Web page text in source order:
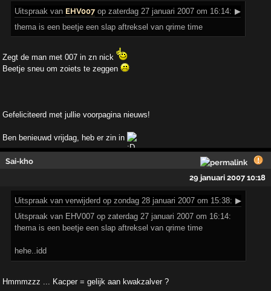
Uitspraak van EHV007op zaterdag 27 januari 2007 om 16:14: ▶
thema is een beetje een slap aftreksel van qrime time
Zegt de man met 007 in zn nick
Beetje sneu om zoiets te zeggen
Gefeliciteerd met jullie voorpagina nieuws!
Ben benieuwd vrijdag, heb er zin in
Sai-kho
29 januari 2007 10:18
Uitspraak van verwijderd op zondag 28 januari 2007 om 15:38: ▶
Uitspraak van EHV007 op zaterdag 27 januari 2007 om 16:14:
thema is een beetje een slap aftreksel van qrime time
hehe..idd
Hmmmzzz ... Kacper = gelijk aan kwakzalver ?